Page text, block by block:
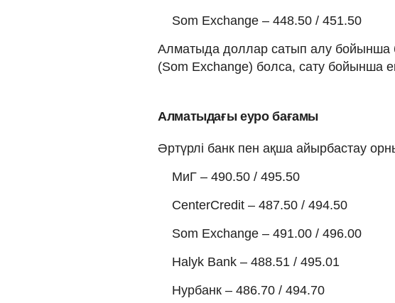
Som Exchange – 448.50 / 451.50
Алматыда доллар сатып алу бойынша
(Som Exchange) болса, сату бойынша
Алматыдағы еуро бағамы
Әртүрлі банк пен ақша айырбастау
МиГ – 490.50 / 495.50
CenterCredit – 487.50 / 494.50
Som Exchange – 491.00 / 496.00
Halyk Bank – 488.51 / 495.01
Нурбанк – 486.70 / 494.70